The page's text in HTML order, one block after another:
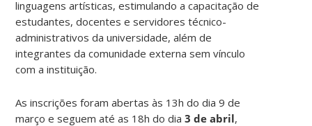
linguagens artísticas, estimulando a capacitação de
estudantes, docentes e servidores técnico-
administrativos da universidade, além de
integrantes da comunidade externa sem vínculo
com a instituição.
As inscrições foram abertas às 13h do dia 9 de
março e seguem até as 18h do dia3 de abril,